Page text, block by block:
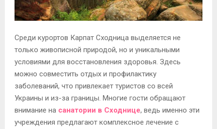
Среди курортов Карпат Сходница выделяется не
только живописной природой, но и уникальными
условиями для восстановления здоровья. Здесь
можно совместить отдых и профилактику
заболеваний, что привлекает туристов со всей
Украины и из-за границы. Многие гости обращают
внимание на санатории в Сходнице, ведь именно эти
учреждения предлагают комплексное лечение с